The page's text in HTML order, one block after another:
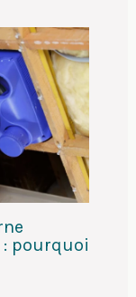
pourquoi